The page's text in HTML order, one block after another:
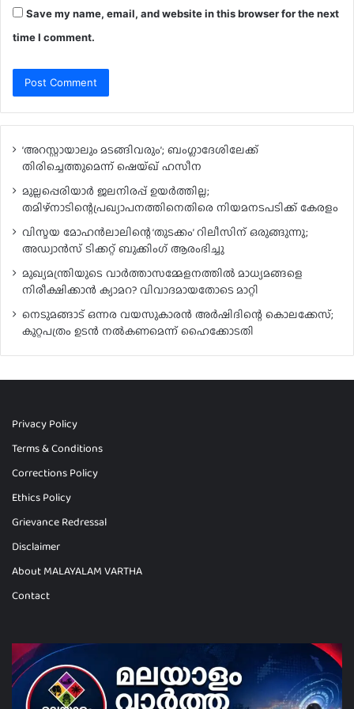
Save my name, email, and website in this browser for the next
time I comment.
‘അറസ്റ്റായാലും മടങ്ങിവരും’; ബംഗ്ലാദേശിലേക്ക്
തിരിച്ചെത്തുമെന്ന് ഷെയ്ഖ് ഹസീന
മുല്ലപ്പെരിയാർ ജലനിരപ്പ് ഉയർത്തില്ല;
തമിഴ്‌നാടിന്റെപ്രഖ്യാപനത്തിനെതിരെ നിയമനടപടിക്ക് കേരളം
വിസ്മയ മോഹൻലാലിന്റെ ‘തുടക്കം’ റിലീസിന് ഒരുങ്ങുന്നു;
അഡ്വാൻസ് ടിക്കറ്റ് ബുക്കിംഗ് ആരംഭിച്ചു
മുഖ്യമന്ത്രിയുടെ വാർത്താസമ്മേളനത്തിൽ മാധ്യമങ്ങളെ
നിരീക്ഷിക്കാൻ ക്യാമറ? വിവാദമായതോടെ മാറ്റി
നെടുമങ്ങാട് ഒന്നര വയസുകാരൻ അർഷിദിന്റെ കൊലക്കേസ്;
കുറ്റപത്രം ഉടൻ നൽകണമെന്ന് ഹൈക്കോടതി
Privacy Policy
Terms & Conditions
Corrections Policy
Ethics Policy
Grievance Redressal
Disclaimer
About MALAYALAM VARTHA
Contact